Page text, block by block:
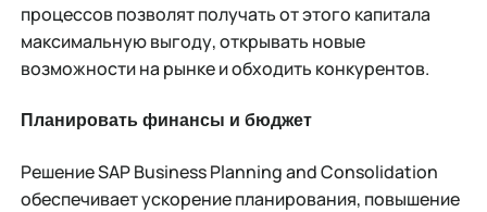
процессов позволят получать от этого капитала
максимальную выгоду, открывать новые
возможности на рынке и обходить конкурентов.
Планировать финансы и бюджет
Решение SAP Business Planning and Consolidation
обеспечивает ускорение планирования, повышение